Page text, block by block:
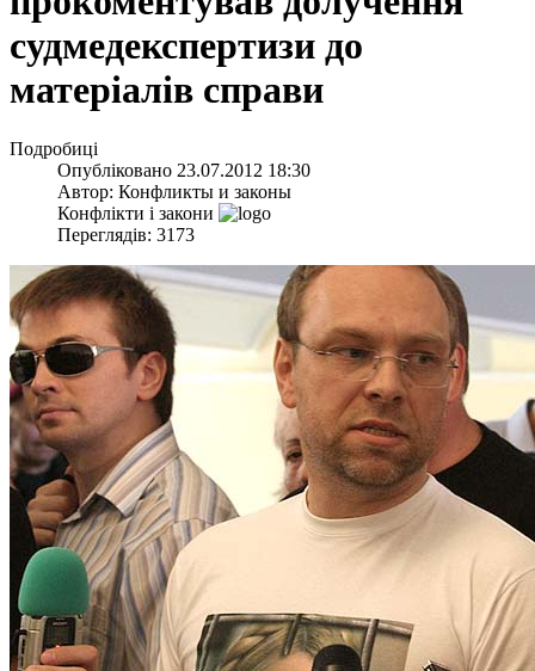
судмедекспертизи до
матеріалів справи
Подробиці
Опубліковано 23.07.2012 18:30
Автор: Конфликты и законы
Конфлікти і закони
Переглядів: 3173